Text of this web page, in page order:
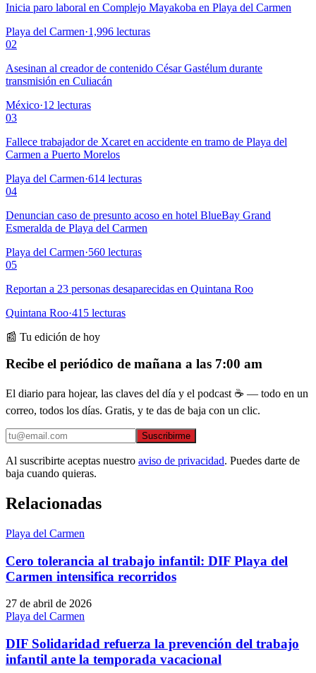
Inicia paro laboral en Complejo Mayakoba en Playa del Carmen
Playa del Carmen·1,996 lecturas
02
Asesinan al creador de contenido César Gastélum durante
transmisión en Culiacán
México·12 lecturas
03
Fallece trabajador de Xcaret en accidente en tramo de Playa del
Carmen a Puerto Morelos
Playa del Carmen·614 lecturas
04
Denuncian caso de presunto acoso en hotel BlueBay Grand
Esmeralda de Playa del Carmen
Playa del Carmen·560 lecturas
05
Reportan a 23 personas desaparecidas en Quintana Roo
Quintana Roo·415 lecturas
📰 Tu edición de hoy
Recibe el periódico de mañana a las 7:00 am
El diario para hojear, las claves del día y el podcast ☕ — todo en un
correo, todos los días. Gratis, y te das de baja con un clic.
Suscribirme
Al suscribirte aceptas nuestro aviso de privacidad. Puedes darte de
baja cuando quieras.
Relacionadas
Playa del Carmen
Cero tolerancia al trabajo infantil: DIF Playa del
Carmen intensifica recorridos
27 de abril de 2026
Playa del Carmen
DIF Solidaridad refuerza la prevención del trabajo
infantil ante la temporada vacacional